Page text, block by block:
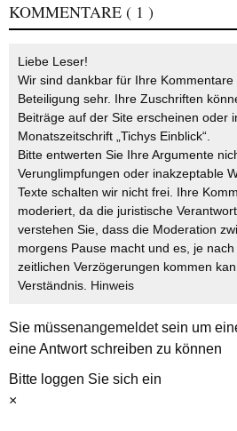
KOMMENTARE ( 1 )
Liebe Leser!
Wir sind dankbar für Ihre
Beteiligung sehr. Ihre Zuschriften
Beiträge auf der Site erscheinen oder
Monatszeitschrift „Tichys Einblick“.
Bitte entwerten Sie Ihre Argumente
Verunglimpfungen oder inakzeptable
Texte schalten wir nicht frei. Ihre
moderiert, da die juristische
verstehen Sie, dass die Moderation
morgens Pause macht und es, je
zeitlichen Verzögerungen kommen
Verständnis. Hinweis
Sie müssenangemeldetsein um
eine Antwort schreiben zu können
Bitte loggen Sie sich ein
×